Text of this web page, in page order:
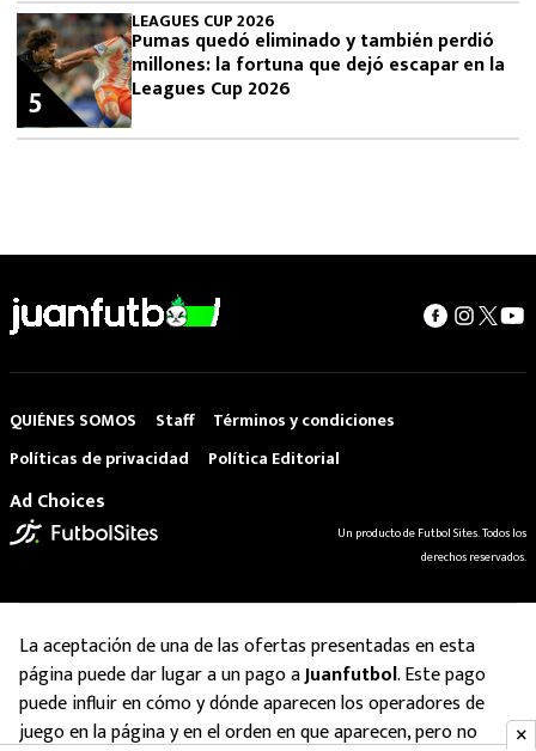
LEAGUES CUP 2026
Pumas quedó eliminado y también perdió
millones: la fortuna que dejó escapar en la
Leagues Cup 2026
5
QUIÉNES SOMOS Staff
Términos y condiciones
Políticas de privacidad
Política Editorial
Ad Choices
Un producto de Futbol Sites. Todos los
derechos reservados.
La aceptación de una de las ofertas presentadas en esta
página puede dar lugar a un pago aJuanfutbol. Este pago
puede influir en cómo y dónde aparecen los operadores de
juego en la página y en el orden en que aparecen, pero no